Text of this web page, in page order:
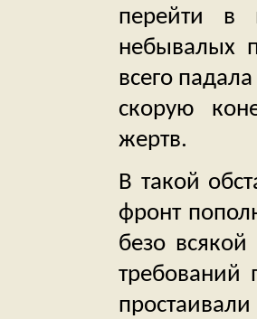
перейти в
небывалых
всего
скорую
жертв.
В такой
фронт
безо
требований